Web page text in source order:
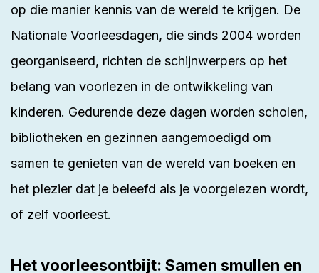
op die manier kennis van de wereld te krijgen. De
Nationale Voorleesdagen, die sinds 2004 worden
georganiseerd, richten de schijnwerpers op het
belang van voorlezen in de ontwikkeling van
kinderen. Gedurende deze dagen worden scholen,
bibliotheken en gezinnen aangemoedigd om
samen te genieten van de wereld van boeken en
het plezier dat je beleefd als je voorgelezen wordt,
of zelf voorleest.
Het voorleesontbijt: Samen smullen en